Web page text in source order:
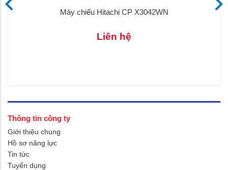
Máy chiếu Hitachi CP X3042WN
Liên hệ
Thông tin công ty
Giới thiệu chung
Hồ sơ năng lực
Tin tức
Tuyển dụng